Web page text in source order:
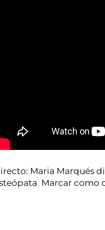
Maria Marqués
Marcar como